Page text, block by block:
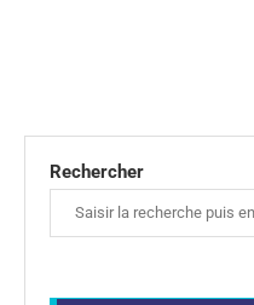
Rechercher